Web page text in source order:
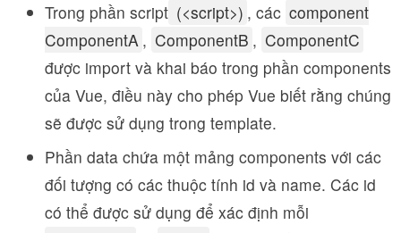
Trong phần script (<script>) , các component
ComponentA , ComponentB , ComponentC
được import và khai báo trong phần components
của Vue, điều này cho phép Vue biết rằng chúng
sẽ được sử dụng trong template.
Phần data chứa một mảng components với các
đối tượng có các thuộc tính id và name. Các id
có thể được sử dụng để xác định mỗi